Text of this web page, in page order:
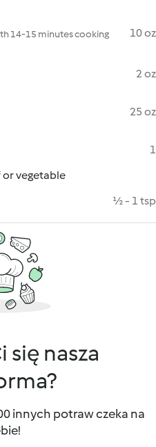
14-15 minutes cooking
10 oz
2 oz
25 oz
1
or vegetable
½ - 1 tsp
się nasza
innych potraw czeka na